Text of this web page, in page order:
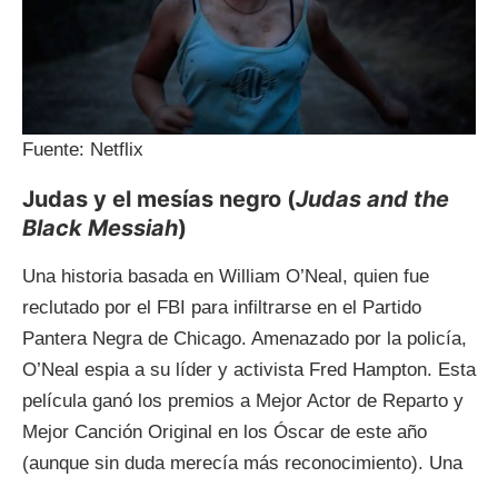
Fuente: Netflix
Judas y el mesías negro (Judas and the
Black Messiah)
Una historia basada en William O’Neal, quien fue
reclutado por el FBI para infiltrarse en el Partido
Pantera Negra de Chicago. Amenazado por la policía,
O’Neal espia a su líder y activista Fred Hampton. Esta
película ganó los premios a Mejor Actor de Reparto y
Mejor Canción Original en los Óscar de este año
(aunque sin duda merecía más reconocimiento). Una